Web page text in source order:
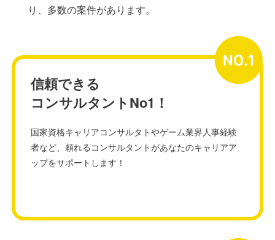
り、多数の案件があります。
信頼できる
コンサルタントNo1！
国家資格キャリアコンサルタトやゲーム業界人事経験
者など、頼れるコンサルタントがあなたのキャリアア
ップをサポートします！